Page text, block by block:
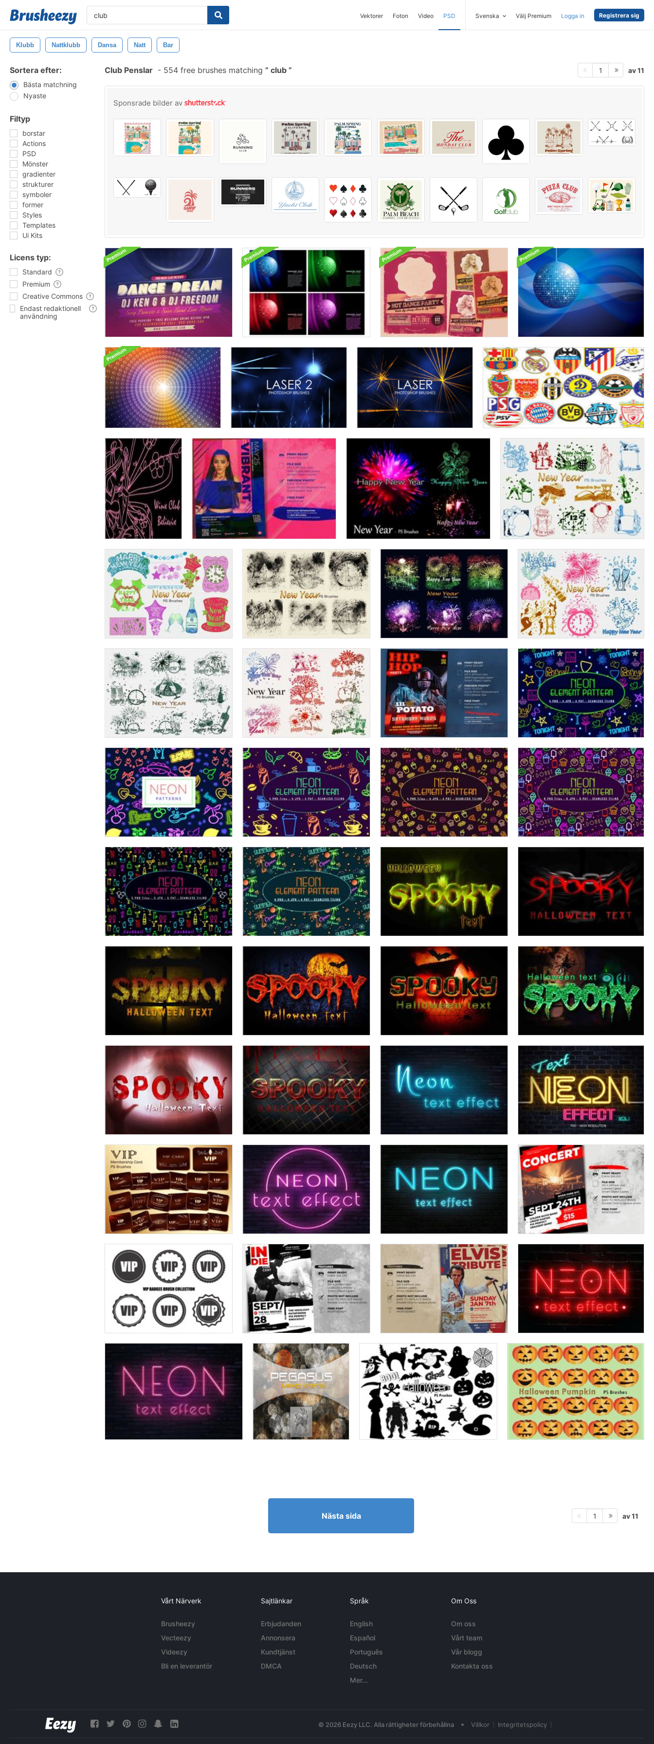
Vektorer Foton Video PSD Svenska Välj Premium Logga in Registrera sig
Klubb Nattklubb Dansa Natt Bar
Sortera efter:
Bästa matchning
Nyaste
Filtyp
borstar
Actions
PSD
Mönster
gradienter
strukturer
symboler
former
Styles
Templates
Ui Kits
Licens typ:
Standard
Premium
Creative Commons
Endast redaktionell
användning
Club Penslar - 554 free brushes matching club 1 av 11
Sponsrade bilder av
Nästa sida 1 av 11
Vårt Närverk
Brusheezy
Vecteezy
Videezy
Bli en leverantör
Sajtlänkar
Erbjudanden
Annonsera
Kundtjänst
DMCA
Språk
English
Español
Português
Deutsch
Mer...
Om Oss
Om oss
Vårt team
Vår blogg
Kontakta oss
© 2026 Eezy LLC. Alla rättigheter förbehållna • Villkor Integritetspolicy